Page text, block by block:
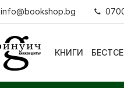
info@bookshop.bg
КНИГИ